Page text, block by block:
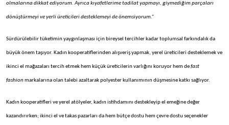
olmalarına dikkat ediyorum. Ayrıca kıyafetlerime tadilat yapmayı, giymediğim parçaları
dönüştürmeyi ve yerli üreticileri desteklemeyi de önemsiyorum.”
Sürdürülebilir tüketimin yaygınlaşması için bireysel tercihler kadar toplumsal farkındalık da
büyük önem taşıyor. Kadın kooperatiflerinden alışveriş yapmak, yerel üreticileri desteklemek ve
ikinci el mağazaları tercih etmek hem küçük üreticilerin varlığını koruyor hem defast
fashion markalarına olan talebi azaltarak polyester kullanımının düşmesine katkı sağlıyor.
Kadın kooperatifleri ve yerel atölyeler, kadın istihdamını destekleyip el emeğine değer
kazandırırken; ikinci el ve takas pazarları da hem bütçe dostu hem çevre dostu seçenekler